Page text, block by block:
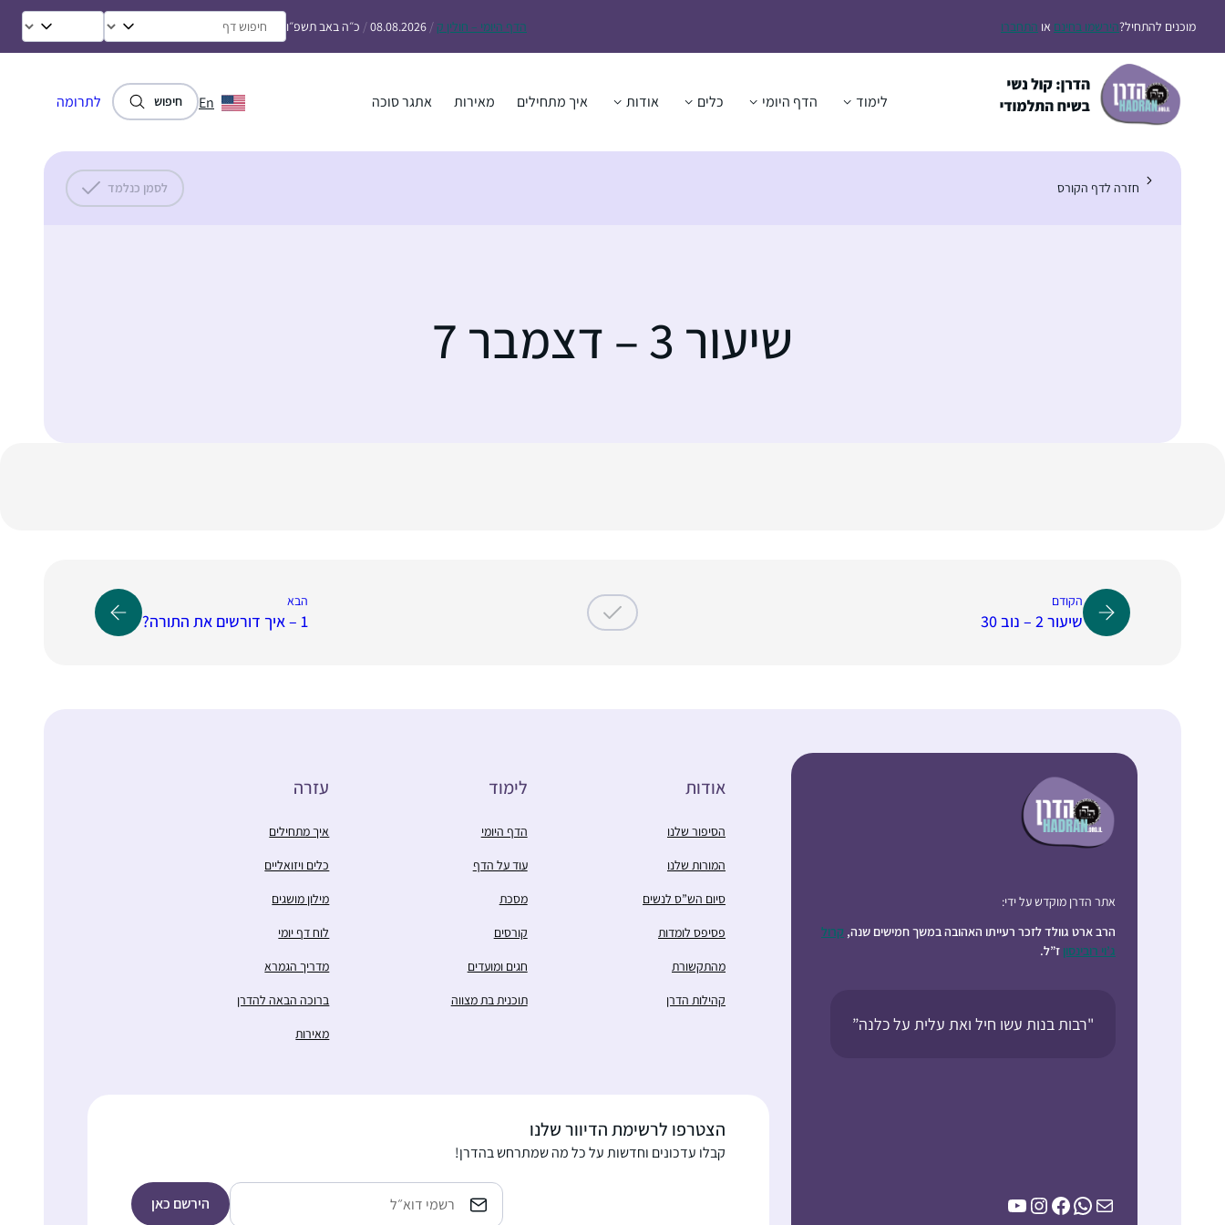
מוכנים להתחיל?הירשמו בחינם או התחברו הדף היומי – חולין ק /
08.08.2026
/ כ״ה באב תשפ״ו
לימוד הדף היומי כלים אודות איך מתחילים מאירות אתגר סוכה En חיפוש לתרומה
חזרה לדף הקורס לסמן כנלמד
שיעור 3 – דצמבר 7
הקודם
שיעור 2 – נוב 30
הבא
1 – איך דורשים את התורה?
אתר הדרן מוקדש על ידי:
הרב ארט גוולד לזכר רעייתו האהובה במשך חמישים שנה, קרול
ג’וי רובינסון ז”ל.
"רבות בנות עשו חיל ואת עלית על כלנה”
Mail
WhatsApp
Facebook
Instagram
YouTube
אודות
הסיפור שלנו
המורות שלנו
סיום הש”ס לנשים
פסיפס לומדות
מהתקשורת
קהילות הדרן
לימוד
הדף היומי
עוד על הדף
מסכת
קורסים
חגים ומועדים
תוכנית בת מצווה
עזרה
איך מתחילים
כלים ויזואליים
מילון מושגים
לוח דף יומי
מדריך הגמרא
ברוכה הבאה להדרן
מאירות
הצטרפו לרשימת הדיוור שלנו
קבלו עדכונים וחדשות על כל מה שמתרחש בהדרן!
כתובת
אימייל